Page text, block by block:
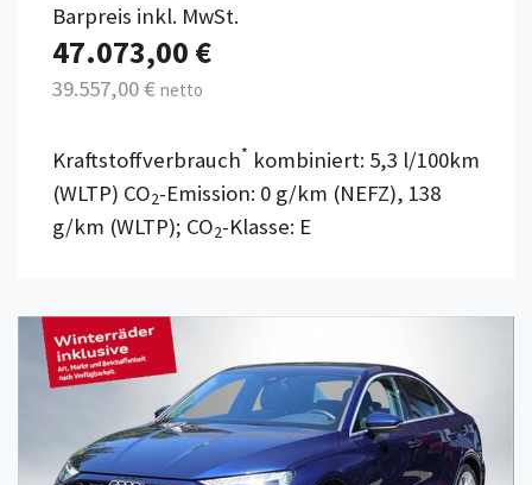
Barpreis inkl. MwSt.
47.073,00 €
39.557,00 € netto
Kraftstoffverbrauch* kombiniert: 5,3 l/100km
(WLTP) CO2-Emission: 0 g/km (NEFZ), 138
g/km (WLTP); CO2-Klasse: E
Details anzeigen